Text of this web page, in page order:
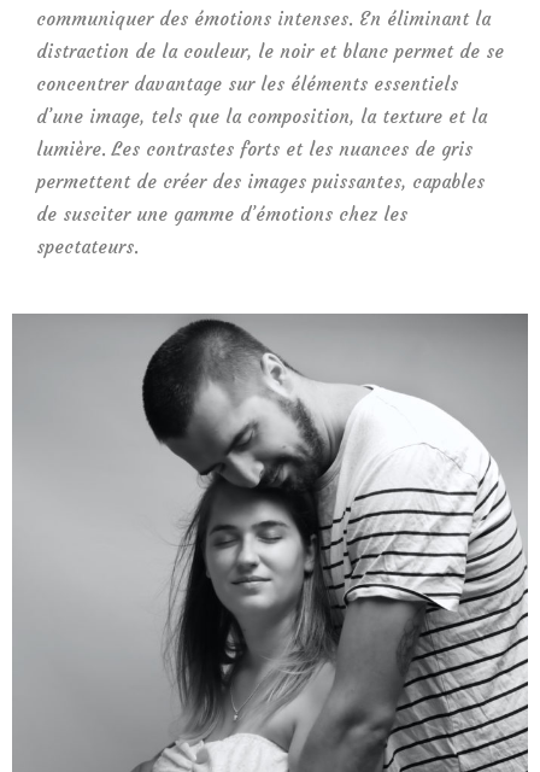
communiquer des émotions intenses. En éliminant la
distraction de la couleur, le noir et blanc permet de se
concentrer davantage sur les éléments essentiels
d’une image, tels que la composition, la texture et la
lumière. Les contrastes forts et les nuances de gris
permettent de créer des images puissantes, capables
de susciter une gamme d’émotions chez les
spectateurs.